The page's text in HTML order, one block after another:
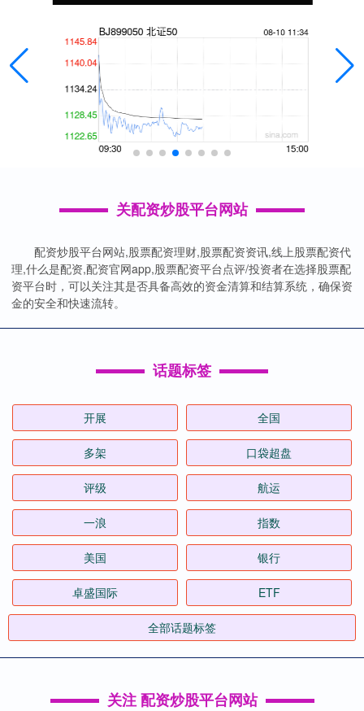
关配资炒股平台网站
配资炒股平台网站,股票配资理财,股票配资资讯,线上股票配资代
理,什么是配资,配资官网app,股票配资平台点评/投资者在选择股票配
资平台时，可以关注其是否具备高效的资金清算和结算系统，确保资
金的安全和快速流转。
话题标签
开展 全国
多架 口袋超盘
评级 航运
一浪 指数
美国 银行
卓盛国际 ETF
全部话题标签
关注 配资炒股平台网站